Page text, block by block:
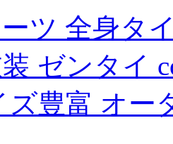
ツ 全身タ
ゼンタイ
ズ豊富 オー